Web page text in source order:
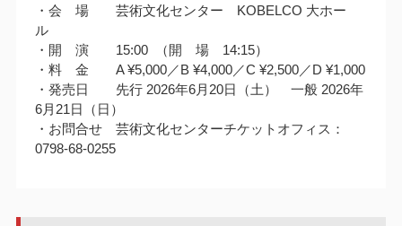
・会 場 芸術文化センター KOBELCO 大ホー
ル
・開 演 15:00 （開 場 14:15）
・料 金 A ¥5,000／B ¥4,000／C ¥2,500／D ¥1,000
・発売日 先行 2026年6月20日（土） 一般 2026年
6月21日（日）
・お問合せ 芸術文化センターチケットオフィス：
0798-68-0255